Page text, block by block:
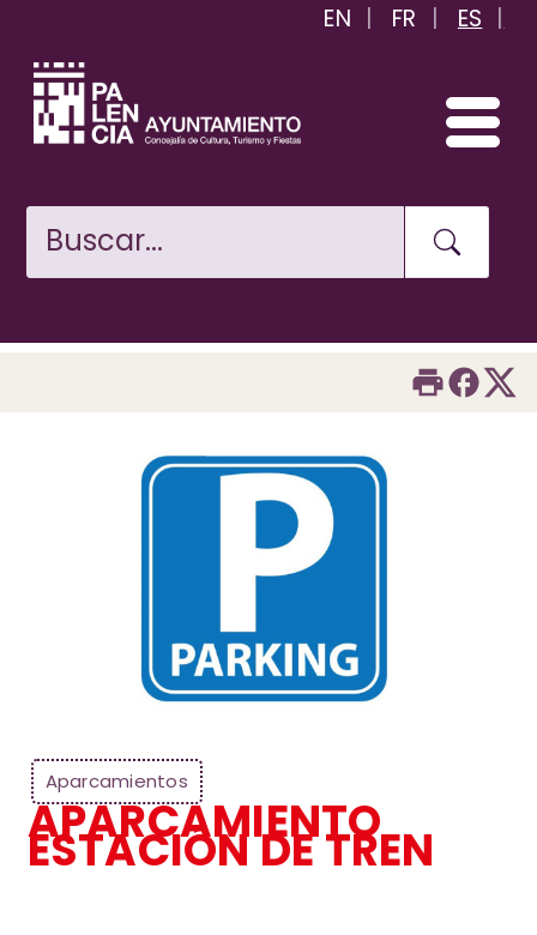
EN FR ES
Aparcamientos
APARCAMIENTO
ESTACIÓN DE TREN